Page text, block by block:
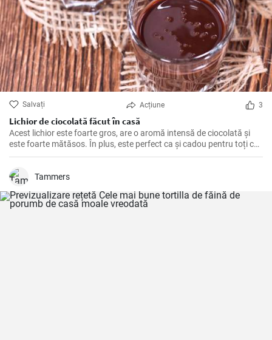
Salvați Acțiune 3
Lichior de ciocolată făcut în casă
Acest lichior este foarte gros, are o aromă intensă de ciocolată și
este foarte mătăsos. În plus, este perfect ca și cadou pentru toți cei
care iubesc dulcele și alcoolul.
Tammers